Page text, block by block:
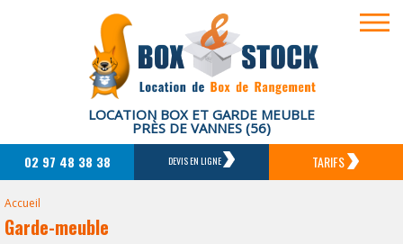
LOCATION BOX ET GARDE MEUBLE
PRÈS DE VANNES (56)
02 97 48 38 38 DEVIS EN LIGNE TARIFS
Accueil
Garde-meuble